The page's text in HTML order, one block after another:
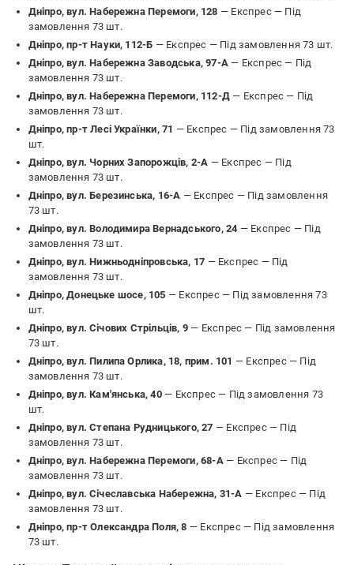
Дніпро, вул. Набережна Перемоги, 128 — Експрес — Під
замовлення 73 шт.
Дніпро, пр-т Науки, 112-Б — Експрес — Під замовлення 73 шт.
Дніпро, вул. Набережна Заводська, 97-А — Експрес — Під
замовлення 73 шт.
Дніпро, вул. Набережна Перемоги, 112-Д — Експрес — Під
замовлення 73 шт.
Дніпро, пр-т Лесі Українки, 71 — Експрес — Під замовлення 73
шт.
Дніпро, вул. Чорних Запорожців, 2-А — Експрес — Під
замовлення 73 шт.
Дніпро, вул. Березинська, 16-А — Експрес — Під замовлення
73 шт.
Дніпро, вул. Володимира Вернадського, 24 — Експрес — Під
замовлення 73 шт.
Дніпро, вул. Нижньодніпровська, 17 — Експрес — Під
замовлення 73 шт.
Дніпро, Донецьке шосе, 105 — Експрес — Під замовлення 73
шт.
Дніпро, вул. Січових Стрільців, 9 — Експрес — Під замовлення
73 шт.
Дніпро, вул. Пилипа Орлика, 18, прим. 101 — Експрес — Під
замовлення 73 шт.
Дніпро, вул. Кам'янська, 40— Експрес — Під замовлення 73
шт.
Дніпро, вул. Степана Рудницького, 27 — Експрес — Під
замовлення 73 шт.
Дніпро, вул. Набережна Перемоги, 68-А— Експрес — Під
замовлення 73 шт.
Дніпро, вул. Січеславська Набережна, 31-А — Експрес — Під
замовлення 73 шт.
Дніпро, пр-т Олександра Поля, 8 — Експрес — Під замовлення
73 шт.